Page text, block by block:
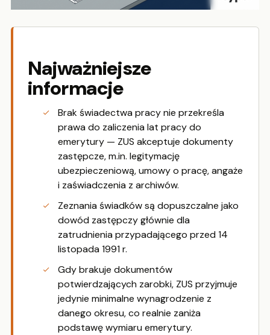
Najważniejsze
informacje
Brak świadectwa pracy nie przekreśla
prawa do zaliczenia lat pracy do
emerytury — ZUS akceptuje dokumenty
zastępcze, m.in. legitymację
ubezpieczeniową, umowy o pracę, angaże
i zaświadczenia z archiwów.
Zeznania świadków są dopuszczalne jako
dowód zastępczy głównie dla
zatrudnienia przypadającego przed 14
listopada 1991 r.
Gdy brakuje dokumentów
potwierdzających zarobki, ZUS przyjmuje
jedynie minimalne wynagrodzenie z
danego okresu, co realnie zaniża
podstawę wymiaru emerytury.